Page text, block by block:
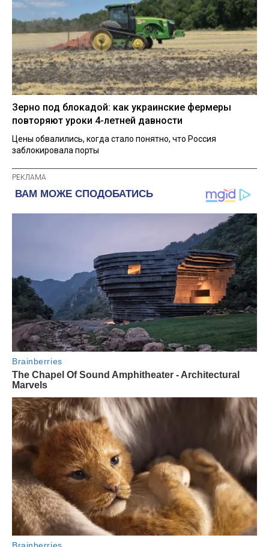
Зерно под блокадой: как украинские фермеры
повторяют уроки 4-летней давности
Цены обвалились, когда стало понятно, что Россия
заблокировала порты